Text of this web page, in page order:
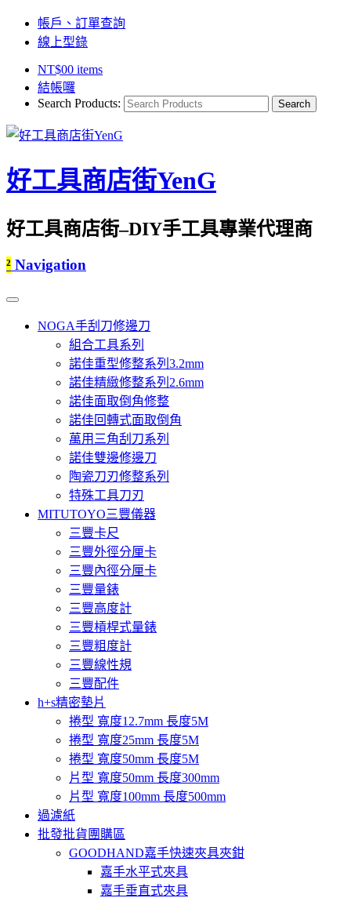
帳戶、訂單查詢
線上型錄
NT$00 items
結帳囉
Search Products:
好工具商店街YenG
好工具商店街–DIY手工具專業代理商
² Navigation
NOGA手刮刀修邊刀
組合工具系列
諾佳重型修整系列3.2mm
諾佳精緻修整系列2.6mm
諾佳面取倒角修整
諾佳回轉式面取倒角
萬用三角刮刀系列
諾佳雙邊修邊刀
陶瓷刀刃修整系列
特殊工具刀刃
MITUTOYO三豐儀器
三豐卡尺
三豐外徑分厘卡
三豐內徑分厘卡
三豐量錶
三豐高度計
三豐槓桿式量錶
三豐粗度計
三豐線性規
三豐配件
h+s精密墊片
捲型 寬度12.7mm 長度5M
捲型 寬度25mm 長度5M
捲型 寬度50mm 長度5M
片型 寬度50mm 長度300mm
片型 寬度100mm 長度500mm
過濾紙
批發批貨團購區
GOODHAND嘉手快速夾具夾鉗
嘉手水平式夾具
嘉手垂直式夾具